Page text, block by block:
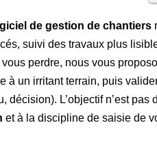
de gestion de chantiers
suivi des travaux plus
perdre, nous vous
à un irritant terrain, puis
décision). L’objectif n’est
et à la discipline de saisie de